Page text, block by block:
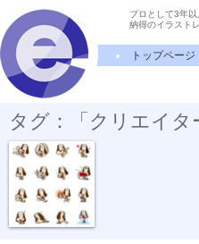
プロとして3年
納得のイラスト
トップページ
タグ：「クリエイ
名犬クッキー...